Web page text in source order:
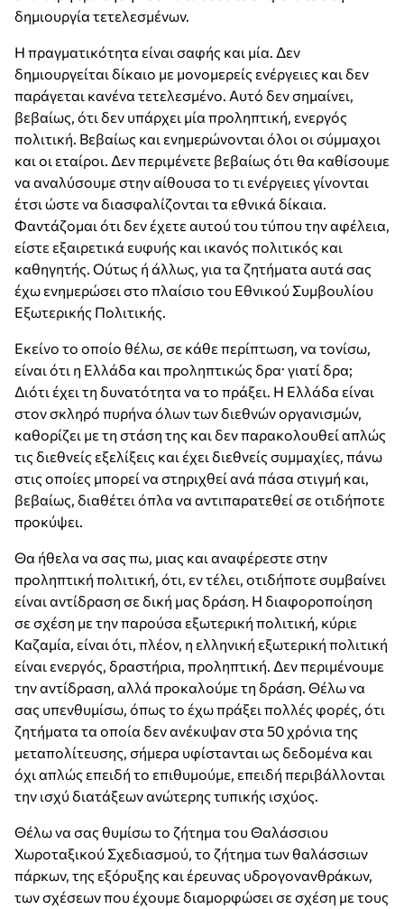
δημιουργία τετελεσμένων.
Η πραγματικότητα είναι σαφής και μία. Δεν
δημιουργείται δίκαιο με μονομερείς ενέργειες και δεν
παράγεται κανένα τετελεσμένο. Αυτό δεν σημαίνει,
βεβαίως, ότι δεν υπάρχει μία προληπτική, ενεργός
πολιτική. Βεβαίως και ενημερώνονται όλοι οι σύμμαχοι
και οι εταίροι. Δεν περιμένετε βεβαίως ότι θα καθίσουμε
να αναλύσουμε στην αίθουσα το τι ενέργειες γίνονται
έτσι ώστε να διασφαλίζονται τα εθνικά δίκαια.
Φαντάζομαι ότι δεν έχετε αυτού του τύπου την αφέλεια,
είστε εξαιρετικά ευφυής και ικανός πολιτικός και
καθηγητής. Ούτως ή άλλως, για τα ζητήματα αυτά σας
έχω ενημερώσει στο πλαίσιο του Εθνικού Συμβουλίου
Εξωτερικής Πολιτικής.
Εκείνο το οποίο θέλω, σε κάθε περίπτωση, να τονίσω,
είναι ότι η Ελλάδα και προληπτικώς δρα· γιατί δρα;
Διότι έχει τη δυνατότητα να το πράξει. Η Ελλάδα είναι
στον σκληρό πυρήνα όλων των διεθνών οργανισμών,
καθορίζει με τη στάση της και δεν παρακολουθεί απλώς
τις διεθνείς εξελίξεις και έχει διεθνείς συμμαχίες, πάνω
στις οποίες μπορεί να στηριχθεί ανά πάσα στιγμή και,
βεβαίως, διαθέτει όπλα να αντιπαρατεθεί σε οτιδήποτε
προκύψει.
Θα ήθελα να σας πω, μιας και αναφέρεστε στην
προληπτική πολιτική, ότι, εν τέλει, οτιδήποτε συμβαίνει
είναι αντίδραση σε δική μας δράση. Η διαφοροποίηση
σε σχέση με την παρούσα εξωτερική πολιτική, κύριε
Καζαμία, είναι ότι, πλέον, η ελληνική εξωτερική πολιτική
είναι ενεργός, δραστήρια, προληπτική. Δεν περιμένουμε
την αντίδραση, αλλά προκαλούμε τη δράση. Θέλω να
σας υπενθυμίσω, όπως το έχω πράξει πολλές φορές, ότι
ζητήματα τα οποία δεν ανέκυψαν στα 50 χρόνια της
μεταπολίτευσης, σήμερα υφίστανται ως δεδομένα και
όχι απλώς επειδή το επιθυμούμε, επειδή περιβάλλονται
την ισχύ διατάξεων ανώτερης τυπικής ισχύος.
Θέλω να σας θυμίσω το ζήτημα του Θαλάσσιου
Χωροταξικού Σχεδιασμού, το ζήτημα των θαλάσσιων
πάρκων, της εξόρυξης και έρευνας υδρογονανθράκων,
των σχέσεων που έχουμε διαμορφώσει σε σχέση με τους